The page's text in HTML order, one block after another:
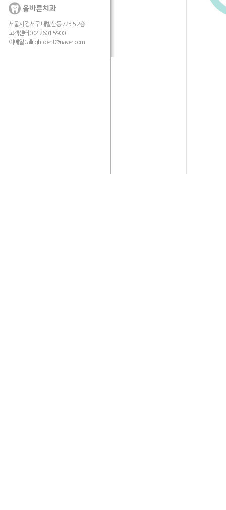
서울시 강서구 내발산동 723-5 2층
고객센터 : 02-2601-5900
이메일 : allrightdent@naver.com